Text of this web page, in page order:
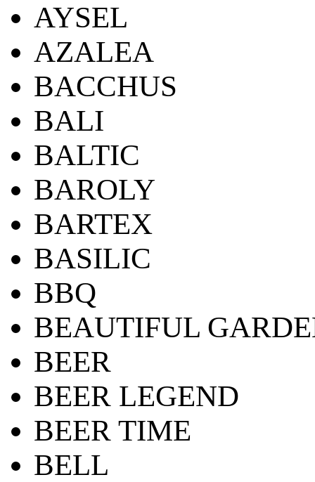
AYSEL
AZALEA
BACCHUS
BALI
BALTIC
BAROLY
BARTEX
BASILIC
BBQ
BEAUTIFUL
BEER
BEER LEGEND
BEER TIME
BELL